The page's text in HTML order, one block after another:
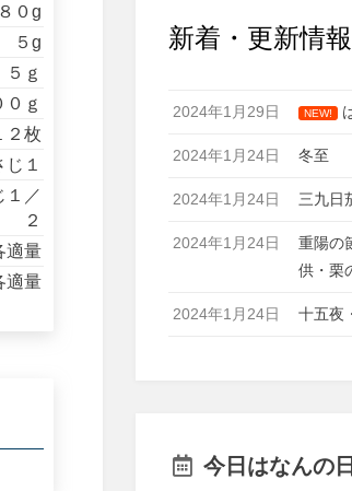
０g
５g
５ｇ
０ｇ
２枚
１
１／
２
適量
適量
新着・更新情報
2024年1月29日 NEW!
2024年1月24日 冬至
2024年1月24日 三九日
2024年1月24日
重陽の
供・栗
2024年1月24日 十五夜
今日はなんの